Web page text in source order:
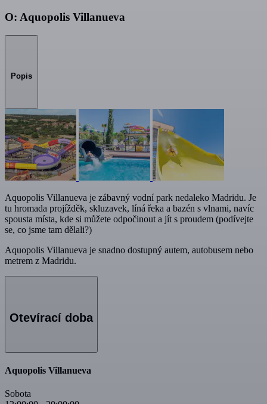
O: Aquopolis Villanueva
Popis
Aquopolis Villanueva je zábavný vodní park nedaleko Madridu. Je
tu hromada projížděk, skluzavek, líná řeka a bazén s vlnami, navíc
spousta místa, kde si můžete odpočinout a jít s proudem (podívejte
se, co jsme tam dělali?)
Aquopolis Villanueva je snadno dostupný autem, autobusem nebo
metrem z Madridu.
Otevírací doba
Aquopolis Villanueva
Sobota